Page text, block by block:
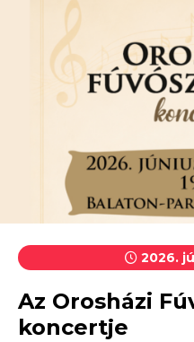
2026.
Az Orosházi
koncertje